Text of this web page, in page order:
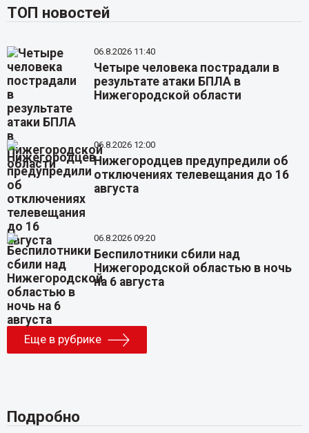
ТОП новостей
06.8.2026 11:40
Четыре человека пострадали в
результате атаки БПЛА в
Нижегородской области
06.8.2026 12:00
Нижегородцев предупредили об
отключениях телевещания до 16
августа
06.8.2026 09:20
Беспилотники сбили над
Нижегородской областью в ночь
на 6 августа
Еще в рубрике
Подробно